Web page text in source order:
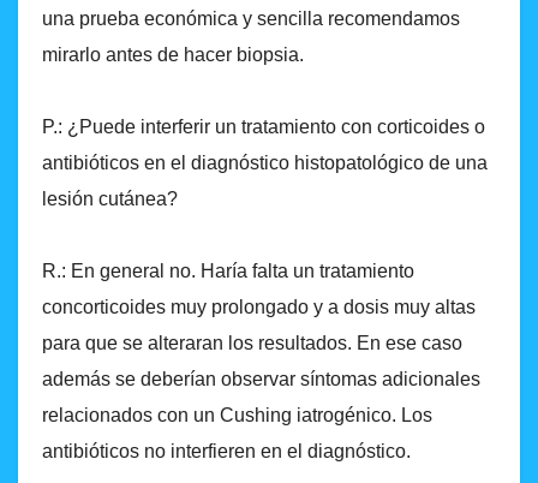
una prueba económica y sencilla recomendamos
mirarlo antes de hacer biopsia.
P.: ¿Puede interferir un tratamiento con corticoides o
antibióticos en el diagnóstico histopatológico de una
lesión cutánea?
R.: En general no. Haría falta un tratamiento
concorticoides muy prolongado y a dosis muy altas
para que se alteraran los resultados. En ese caso
además se deberían observar síntomas adicionales
relacionados con un Cushing iatrogénico. Los
antibióticos no interfieren en el diagnóstico.